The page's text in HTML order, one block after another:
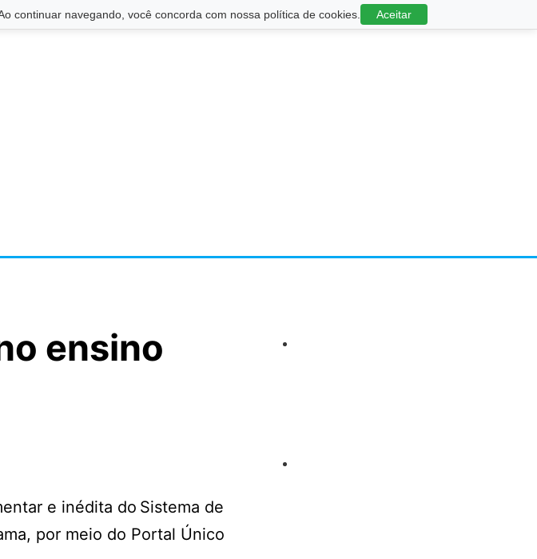
continuar navegando, você concorda com nossa política de cookies. Aceitar
ensino
e inédita do Sistema de
por meio do Portal Único